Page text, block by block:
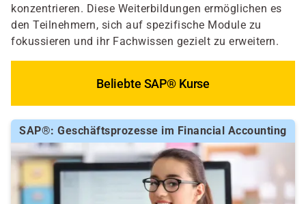
konzentrieren. Diese Weiterbildungen ermöglichen es
den Teilnehmern, sich auf spezifische Module zu
fokussieren und ihr Fachwissen gezielt zu erweitern.
Beliebte SAP® Kurse
SAP®: Geschäftsprozesse im Financial Accounting